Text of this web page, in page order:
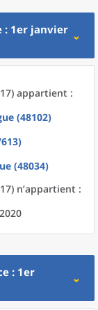
: 1er janvier
appartient :
(48102)
(48034)
n’appartient :
: 1er